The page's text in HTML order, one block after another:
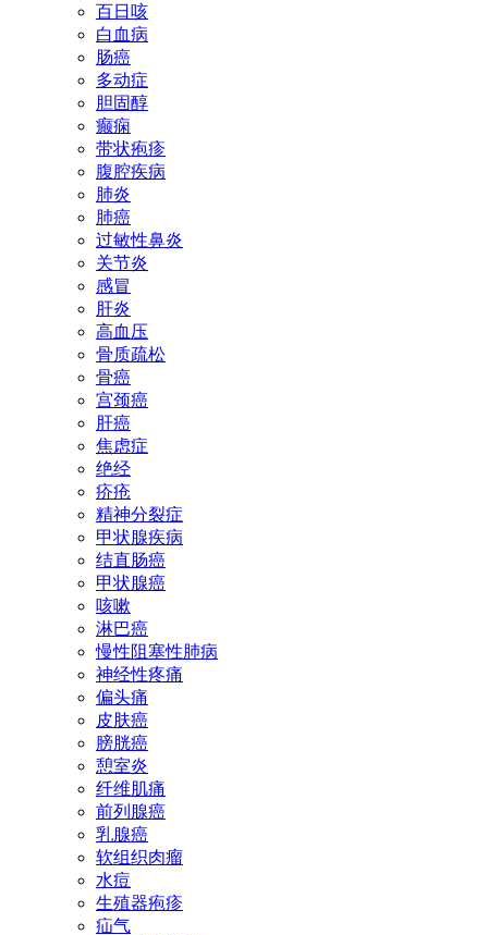
百日咳
白血病
肠癌
多动症
胆固醇
癫痫
带状疱疹
腹腔疾病
肺炎
肺癌
过敏性鼻炎
关节炎
感冒
肝炎
高血压
骨质疏松
骨癌
宫颈癌
肝癌
焦虑症
绝经
疥疮
精神分裂症
甲状腺疾病
结直肠癌
甲状腺癌
咳嗽
淋巴癌
慢性阻塞性肺病
神经性疼痛
偏头痛
皮肤癌
膀胱癌
憩室炎
纤维肌痛
前列腺癌
乳腺癌
软组织肉瘤
水痘
生殖器疱疹
疝气